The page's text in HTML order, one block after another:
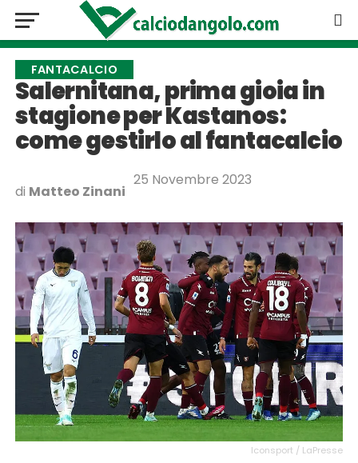
FANTACALCIO
Salernitana, prima gioia in
stagione per Kastanos:
come gestirlo al fantacalcio
di Matteo Zinani
25 Novembre 2023
Iconsport / LaPresse